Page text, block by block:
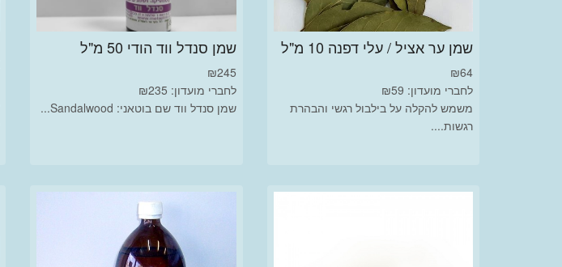
שמן ער אציל / עלי דפנה 10 מ"ל
₪64
לחברי מועדון: ₪59
משמש להקלה על בילבול רגשי והבהרת
רגשות....
שמן סנדל ווד הודי 50 מ"ל
₪245
לחברי מועדון: ₪235
שמן סנדל ווד שם בוטאני: Sandalwood...